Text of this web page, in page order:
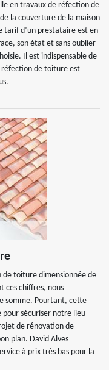
en travaux de réfection de
la couverture de la maison
tarif d’un prestataire est en
son état et sans oublier
Il est indispensable de
réfection de toiture est
toiture dimensionnée de
ces chiffres, nous
somme. Pourtant, cette
sécuriser notre lieu
de rénovation de
plan. David Alves
à prix très bas pour la